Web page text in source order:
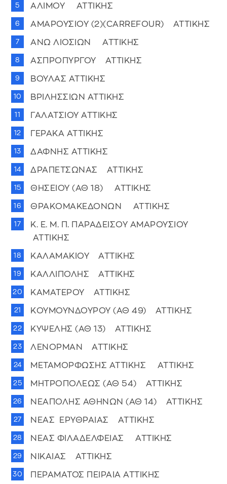
ΑΛΙΜΟΥ ΑΤΤΙΚΗΣ
ΑΜΑΡΟΥΣΙΟΥ (2)(CARREFOUR) ΑΤΤΙΚΗΣ
ΑΝΩ ΛΙΟΣΙΩΝ ΑΤΤΙΚΗΣ
ΑΣΠΡΟΠΥΡΓΟΥ ΑΤΤΙΚΗΣ
ΒΟΥΛΑΣ ΑΤΤΙΚΗΣ
ΒΡΙΛΗΣΣΙΩΝ ΑΤΤΙΚΗΣ
ΓΑΛΑΤΣΙΟΥ ΑΤΤΙΚΗΣ
ΓΕΡΑΚΑ ΑΤΤΙΚΗΣ
ΔΑΦΝΗΣ ΑΤΤΙΚΗΣ
ΔΡΑΠΕΤΣΩΝΑΣ ΑΤΤΙΚΗΣ
ΘΗΣΕΙΟΥ (ΑΘ 18) ΑΤΤΙΚΗΣ
ΘΡΑΚΟΜΑΚΕΔΟΝΩΝ ΑΤΤΙΚΗΣ
Κ. Ε. Μ. Π. ΠΑΡΑΔΕΙΣΟΥ ΑΜΑΡΟΥΣΙΟΥ
ΑΤΤΙΚΗΣ
ΚΑΛΑΜΑΚΙΟΥ ΑΤΤΙΚΗΣ
ΚΑΛΛΙΠΟΛΗΣ ΑΤΤΙΚΗΣ
ΚΑΜΑΤΕΡΟΥ ΑΤΤΙΚΗΣ
ΚΟΥΜΟΥΝΔΟΥΡΟΥ (ΑΘ 49) ΑΤΤΙΚΗΣ
ΚΥΨΕΛΗΣ (ΑΘ 13) ΑΤΤΙΚΗΣ
ΛΕΝΟΡΜΑΝ ΑΤΤΙΚΗΣ
ΜΕΤΑΜΟΡΦΩΣΗΣ ΑΤΤΙΚΗΣ ΑΤΤΙΚΗΣ
ΜΗΤΡΟΠΟΛΕΩΣ (ΑΘ 54) ΑΤΤΙΚΗΣ
ΝΕΑΠΟΛΗΣ ΑΘΗΝΩΝ (ΑΘ 14) ΑΤΤΙΚΗΣ
ΝΕΑΣ ΕΡΥΘΡΑΙΑΣ ΑΤΤΙΚΗΣ
ΝΕΑΣ ΦΙΛΑΔΕΛΦΕΙΑΣ ΑΤΤΙΚΗΣ
ΝΙΚΑΙΑΣ ΑΤΤΙΚΗΣ
ΠΕΡΑΜΑΤΟΣ ΠΕΙΡΑΙΑ ΑΤΤΙΚΗΣ